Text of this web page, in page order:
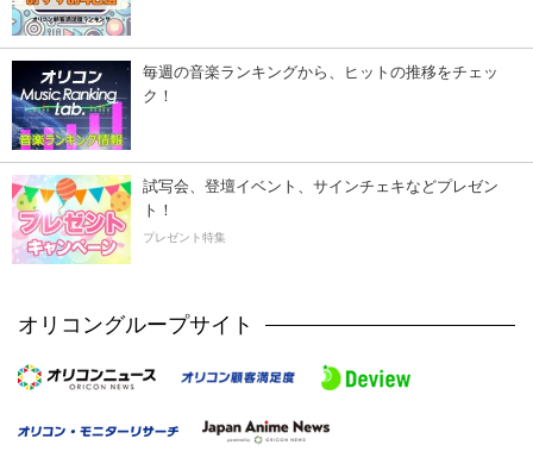
毎週の音楽ランキングから、ヒットの推移をチェッ
ク！
試写会、登壇イベント、サインチェキなどプレゼン
ト！
プレゼント特集
オリコングループサイト